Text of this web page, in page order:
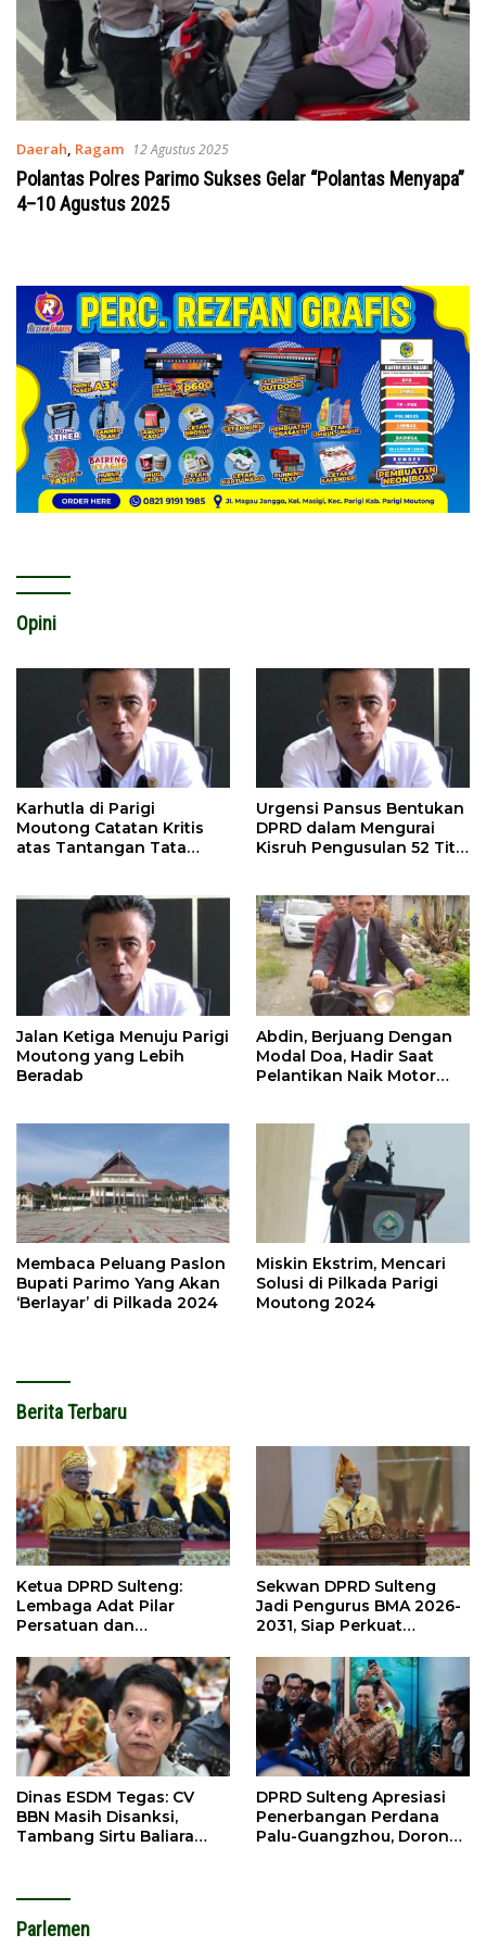
Daerah, Ragam 12 Agustus 2025
Polantas Polres Parimo Sukses Gelar “Polantas Menyapa”
4–10 Agustus 2025
Opini
Karhutla di Parigi
Moutong Catatan Kritis
atas Tantangan Tata
Urgensi Pansus Bentukan
DPRD dalam Mengurai
Kisruh Pengusulan 52 Titik
Jalan Ketiga Menuju Parigi
Moutong yang Lebih
Beradab
Abdin, Berjuang Dengan
Modal Doa, Hadir Saat
Pelantikan Naik Motor
Membaca Peluang Paslon
Bupati Parimo Yang Akan
‘Berlayar’ di Pilkada 2024
Miskin Ekstrim, Mencari
Solusi di Pilkada Parigi
Moutong 2024
Berita Terbaru
Ketua DPRD Sulteng:
Lembaga Adat Pilar
Persatuan dan
Sekwan DPRD Sulteng
Jadi Pengurus BMA 2026-
2031, Siap Perkuat
Dinas ESDM Tegas: CV
BBN Masih Disanksi,
Tambang Sirtu Baliara
DPRD Sulteng Apresiasi
Penerbangan Perdana
Palu-Guangzhou, Dorong
Parlemen